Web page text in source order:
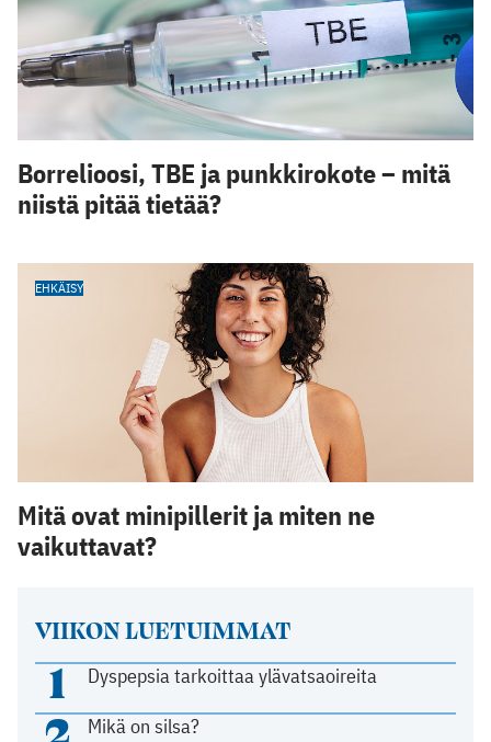
VIIKON LUETUIMMAT
1 Dyspepsia tarkoittaa ylävatsaoireita
Mikä on silsa?
Borrelioosi, TBE ja punkkirokote – mitä
niistä pitää tietää?
EHKÄISY
Mitä ovat minipillerit ja miten ne
vaikuttavat?